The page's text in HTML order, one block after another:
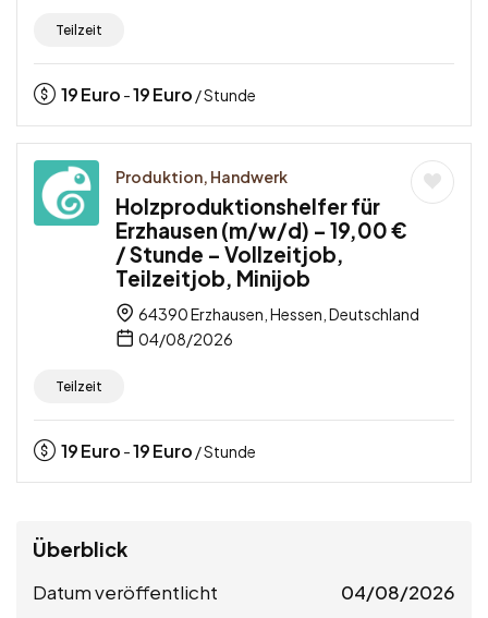
Teilzeit
19Euro -19Euro / Stunde
Produktion, Handwerk
Holzproduktionshelfer für
Erzhausen (m/w/d) – 19,00 €
/ Stunde – Vollzeitjob,
Teilzeitjob, Minijob
64390 Erzhausen, Hessen, Deutschland
04/08/2026
Teilzeit
19Euro -19Euro / Stunde
Überblick
Datum veröffentlicht 04/08/2026